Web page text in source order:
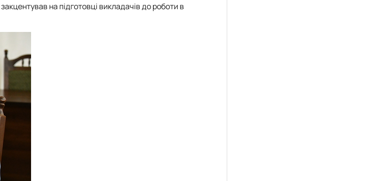
закцентував на підготовці викладачів до роботи в